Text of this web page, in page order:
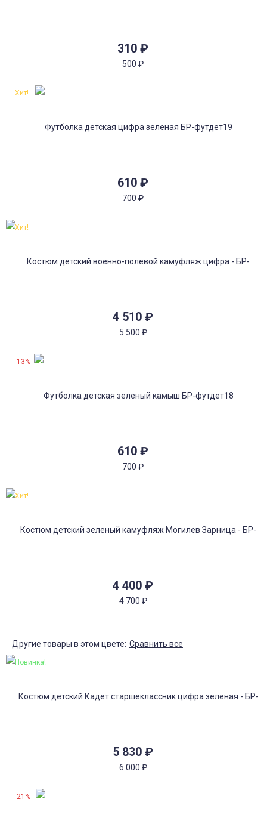
310 ₽
500 ₽
610 ₽
700 ₽
Хит!
4 510 ₽
5 500 ₽
Хит!
610 ₽
700 ₽
-13%
4 400 ₽
4 700 ₽
Хит!
Другие товары в этом цвете: Сравнить все
5 830 ₽
6 000 ₽
Новинка!
-21%